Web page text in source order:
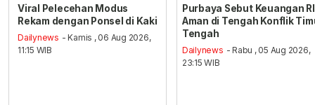
Viral Pelecehan Modus
Rekam dengan Ponsel di Kaki
Dailynews - Kamis , 06 Aug 2026,
11:15 WIB
Purbaya Sebut Keuangan RI
Aman di Tengah Konflik
Tengah
Dailynews - Rabu , 05 Aug 2026,
23:15 WIB